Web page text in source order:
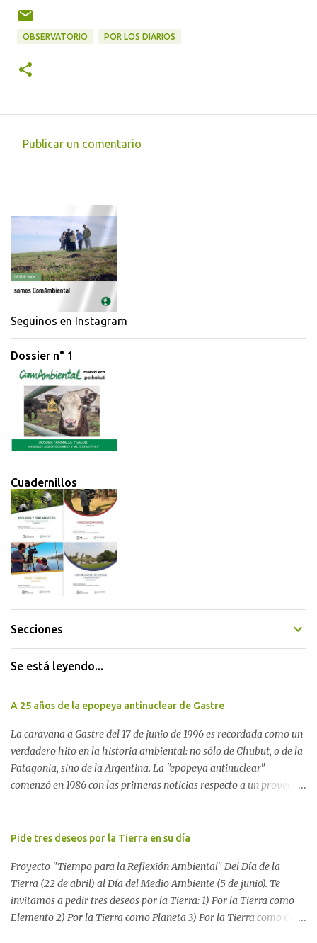
OBSERVATORIO POR LOS DIARIOS
e
t
a
i
o
s
Publicar un comentario
Seguinos en Instagram
Dossier n° 1
Cuadernillos
Secciones
Se está leyendo...
A 25 años de la epopeya antinuclear de Gastre
La caravana a Gastre del 17 de junio de 1996 es recordada como un
verdadero hito en la historia ambiental: no sólo de Chubut, o de la
Patagonia, sino de la Argentina. La "epopeya antinuclear"
comenzó en 1986 con las primeras noticias respecto a un proyecto
proyecto legislativo nacional al respecto. En este artículo, la
Movimiento Antinuclear de Chubut (MACH) liderada por Javier
Rodríguez Pardo, como una lección de rebelión democrática
territorial frente a las imposiciones de la tecnocracia nuclear
globalizada. Dossier N° 3 "La crisis nuclear en el mundo. A 10 años
Pide tres deseos por la Tierra en su día
Proyecto "Tiempo para la Reflexión Ambiental" Del Día de la
Tierra (22 de abril) al Día del Medio Ambiente (5 de junio). Te
invitamos a pedir tres deseos por la Tierra: 1) Por la Tierra como
Elemento 2) Por la Tierra como Planeta 3) Por la Tierra como Casa